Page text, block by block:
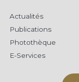
Actualités
Publications
Photothèque
E-Services